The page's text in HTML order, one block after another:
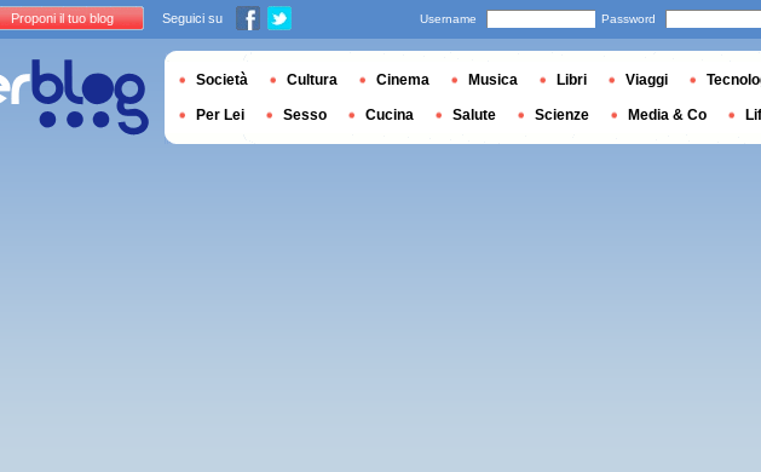
Proponi il tuo blog Seguici su Username Password
Società Cultura Cinema Musica Libri Viaggi
Per Lei Sesso Cucina Salute Scienze Media & Co